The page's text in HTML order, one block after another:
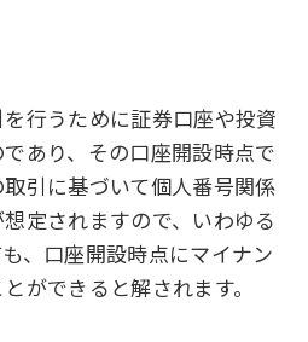
行うために証券口座や投資
あり、その口座開設時点で
引に基づいて個人番号関係
定されますので、いわゆる
も、口座開設時点にマイナン
ができると解されます。